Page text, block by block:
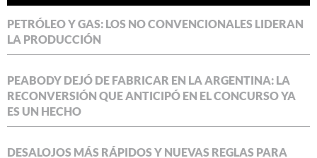
PETRÓLEO Y GAS: LOS NO CONVENCIONALES LIDERAN
LA PRODUCCIÓN
PEABODY DEJÓ DE FABRICAR EN LA ARGENTINA: LA
RECONVERSIÓN QUE ANTICIPÓ EN EL CONCURSO YA
ES UN HECHO
DESALOJOS MÁS RÁPIDOS Y NUEVAS REGLAS PARA